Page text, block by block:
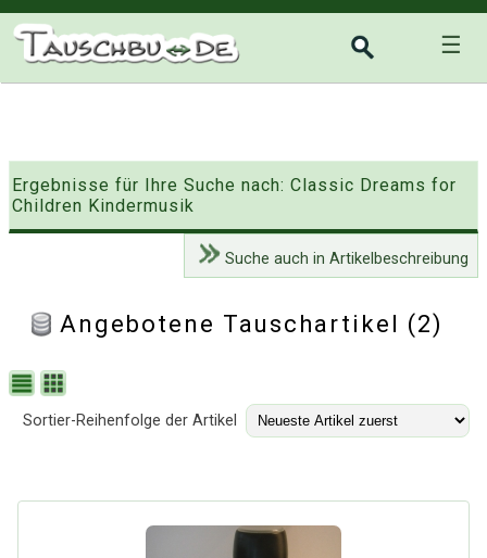
☰
Ergebnisse für Ihre Suche nach: Classic Dreams for
Children Kindermusik
Suche auch in Artikelbeschreibung
Angebotene Tauschartikel (2)
Sortier-Reihenfolge der Artikel